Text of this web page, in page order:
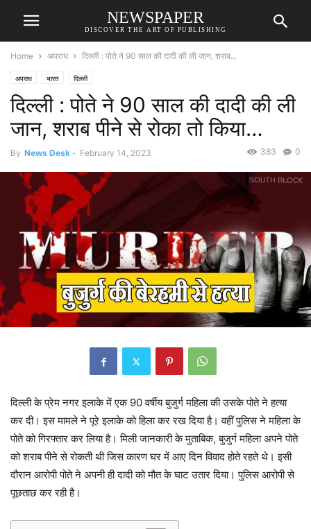
NEWSPAPER
DISCOVER THE ART OF PUBLISHING
Home अपराध दिल्ली : पोते ने 90 साल की दादी की ली जान, शराब...
अपराध भारत दिल्ली
दिल्ली : पोते ने 90 साल की दादी की ली
जान, शराब पीने से रोका तो किया…
By News Desk - February 14, 2023 0
383
दिल्ली के प्रेम नगर इलाके में एक 90 वर्षीय बुजुर्ग महिला की उसके पोते ने हत्या
कर दी। इस मामले ने पूरे इलाके को हिला कर रख दिया है। वहीं पुलिस ने महिला के
पोते को गिरफ्तार कर लिया है। मिली जानकारी के मुताबिक, बुजुर्ग महिला अपने पोते
को शराब पीने से रोकती थी जिस कारण घर में आए दिन विवाद होते रहते थे। इसी
दौरान आरोपी पोते ने अपनी ही दादी को मौत के घाट उतार दिया। पुलिस आरोपी से
पूछताछ कर रही है।